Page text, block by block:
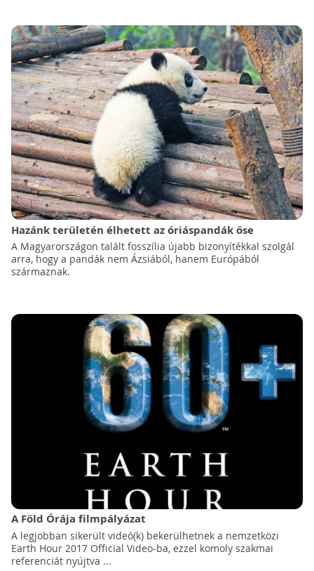
Hazánk területén élhetett az óriáspandák őse
A Magyarországon talált fosszília újabb bizonyítékkal szolgál
arra, hogy a pandák nem Ázsiából, hanem Európából
származnak.
A Föld Órája filmpályázat
A legjobban sikerült videó(k) bekerülhetnek a nemzetközi
Earth Hour 2017 Official Video-ba, ezzel komoly szakmai
referenciát nyújtva ...